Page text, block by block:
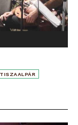
TISZAALPÁR